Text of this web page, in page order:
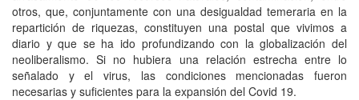
otros, que, conjuntamente con una desigualdad temeraria en la
repartición de riquezas, constituyen una postal que vivimos a
diario y que se ha ido profundizando con la globalización del
neoliberalismo. Si no hubiera una relación estrecha entre lo
señalado y el virus, las condiciones mencionadas fueron
necesarias y suficientes para la expansión del Covid 19.